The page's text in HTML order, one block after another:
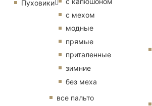
Пуховики
с мехом
модные
прямые
приталенные
зимние
без меха
все пальто